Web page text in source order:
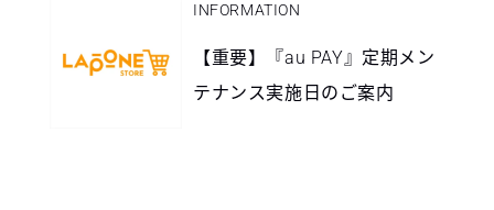
INFORMATION
【重要】『au PAY』定期メン
テナンス実施日のご案内